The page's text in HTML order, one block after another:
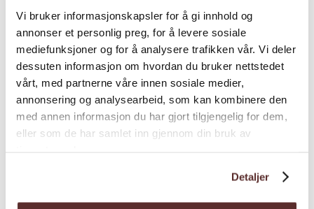
Vi bruker informasjonskapsler for å gi innhold og
annonser et personlig preg, for å levere sosiale
mediefunksjoner og for å analysere trafikken vår. Vi deler
dessuten informasjon om hvordan du bruker nettstedet
vårt, med partnerne våre innen sosiale medier,
annonsering og analysearbeid, som kan kombinere den
med annen informasjon du har gjort tilgjengelig for dem,
eller som de har samlet inn gjennom din bruk av
Detaljer
vert filtrert og tappa på flasker.
Les også: Sider frå Hardanger
Siderdestinasjon i utvikling
Nokre månader seinare, viar tusenvis av
turistar frå heile verda ferien sin til
Hardanger. Regionen har vore eit ynda
har det vore det frodige fjordlandskapet,